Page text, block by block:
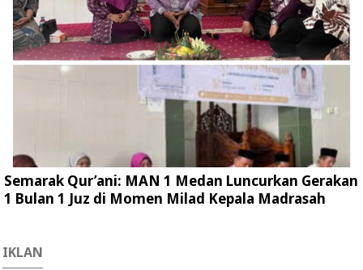
Semarak Qur’ani: MAN 1 Medan Luncurkan Gerakan
1 Bulan 1 Juz di Momen Milad Kepala Madrasah
IKLAN